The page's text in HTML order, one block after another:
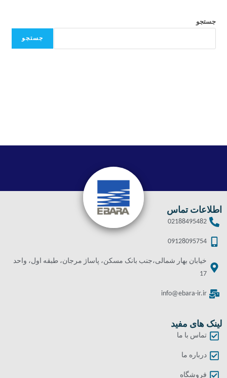
جستجو
جستجو
اطلاعات تماس
02188495482
09128095754
خیابان بهار شمالی،جنب بانک مسکن، پاساژ مرجان، طبقه اول، واحد
17
info@ebara-ir.ir
لینک های مفید
تماس با ما
درباره ما
فروشگاه